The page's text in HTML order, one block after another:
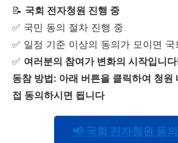
📝 국회 전자청원 진행 중
✅ 국민 동의 절차 진행 중
✅ 일정 기준 이상의 동의가 모이면 국
✅ 여러분의 참여가 변화의 시작입니
동참 방법: 아래 버튼을 클릭하여 청원
접 동의하시면 됩니다
📢 국회 전자청원 동